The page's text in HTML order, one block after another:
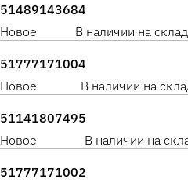
51489143684
Новое
В наличии на
51777171004
Новое
В наличии на
51141807495
Новое
В наличии на
51777171002